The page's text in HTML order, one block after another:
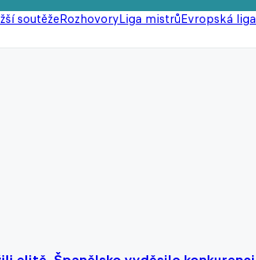
soutěžeRozhovoryLiga mistrůEvropská liga